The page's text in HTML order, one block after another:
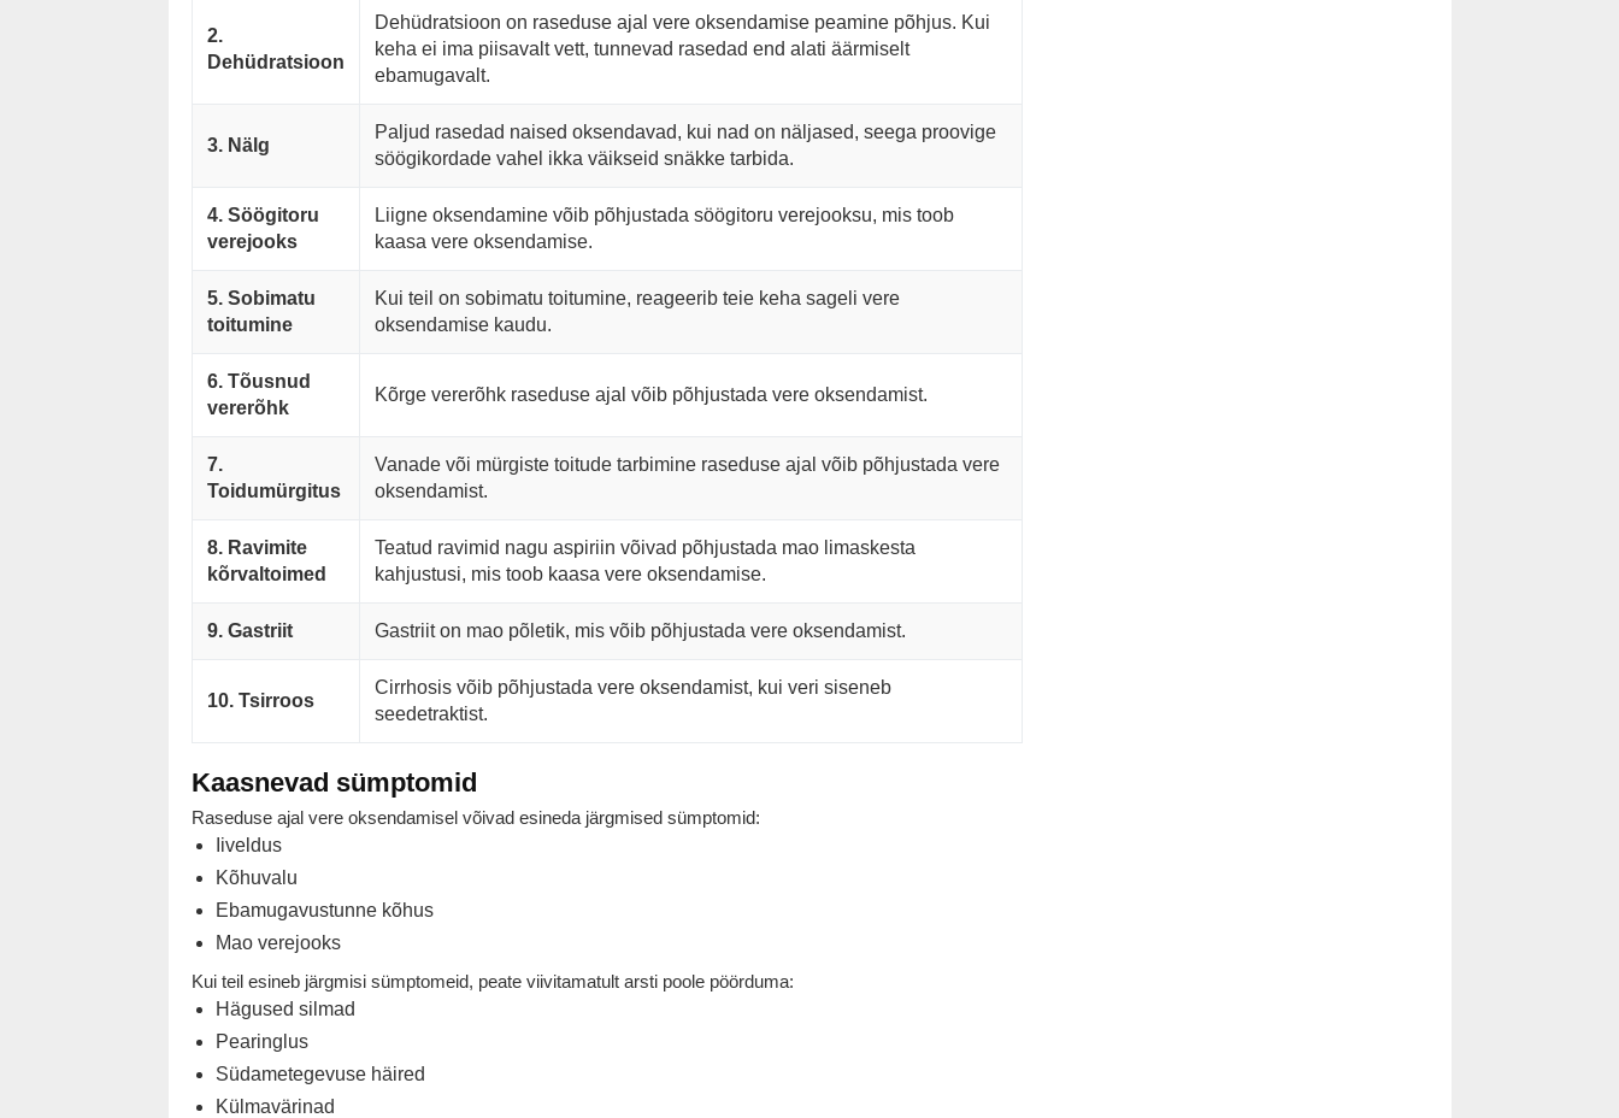
2.
Dehüdratsioon
Dehüdratsioon on raseduse ajal vere oksendamise peamine põhjus. Kui
keha ei ima piisavalt vett, tunnevad rasedad end alati äärmiselt
ebamugavalt.
3. Nälg
Paljud rasedad naised oksendavad, kui nad on näljased, seega proovige
söögikordade vahel ikka väikseid snäkke tarbida.
4. Söögitoru
verejooks
Liigne oksendamine võib põhjustada söögitoru verejooksu, mis toob
kaasa vere oksendamise.
5. Sobimatu
toitumine
Kui teil on sobimatu toitumine, reageerib teie keha sageli vere
oksendamise kaudu.
6. Tõusnud
vererõhk
Kõrge vererõhk raseduse ajal võib põhjustada vere oksendamist.
7.
Toidumürgitus
Vanade või mürgiste toitude tarbimine raseduse ajal võib põhjustada vere
oksendamist.
8. Ravimite
kõrvaltoimed
Teatud ravimid nagu aspiriin võivad põhjustada mao limaskesta
kahjustusi, mis toob kaasa vere oksendamise.
9. Gastriit Gastriit on mao põletik, mis võib põhjustada vere oksendamist.
10. Tsirroos
Cirrhosis võib põhjustada vere oksendamist, kui veri siseneb
seedetraktist.
Kaasnevad sümptomid
Raseduse ajal vere oksendamisel võivad esineda järgmised sümptomid:
Iiveldus
Kõhuvalu
Ebamugavustunne kõhus
Mao verejooks
Kui teil esineb järgmisi sümptomeid, peate viivitamatult arsti poole pöörduma:
Hägused silmad
Pearinglus
Südametegevuse häired
Külmavärinad